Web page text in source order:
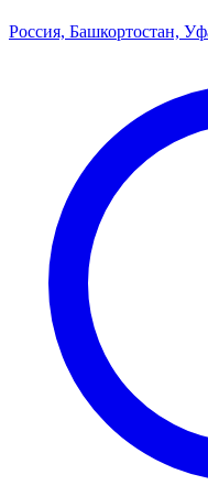
Россия, Башкортостан,